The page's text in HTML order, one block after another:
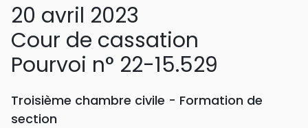
20 avril 2023
Cour de cassation
Pourvoi n° 22-15.529
Troisième chambre civile - Formation de
section